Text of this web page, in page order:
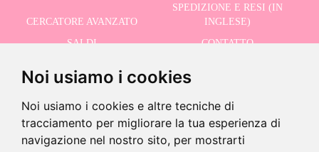
Noi usiamo i cookies
Noi usiamo i cookies e altre tecniche di
tracciamento per migliorare la tua esperienza di
navigazione nel nostro sito, per mostrarti
CERCATORE AVANZATO
SPEDIZIONE E RESI (IN
INGLESE)
SALDI
CONTATTO